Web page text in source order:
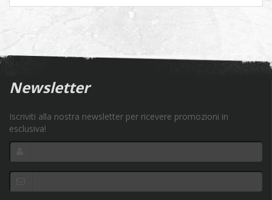
Newsletter
Iscriviti alla nostra newsletter per ricevere promozioni in
esclusiva!